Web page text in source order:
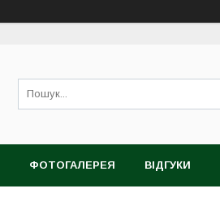
ФОТОГАЛЕРЕЯ ВІДГУКИ